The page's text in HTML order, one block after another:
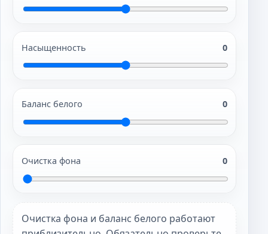
Насыщенность 0
Баланс белого 0
Очистка фона 0
Очистка фона и баланс белого работают